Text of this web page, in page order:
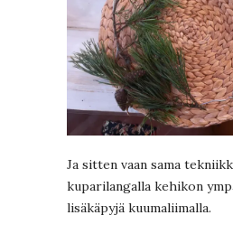
Ja sitten vaan sama
kuparilangalla kehikon
lisäkäpyjä kuumaliimalla.